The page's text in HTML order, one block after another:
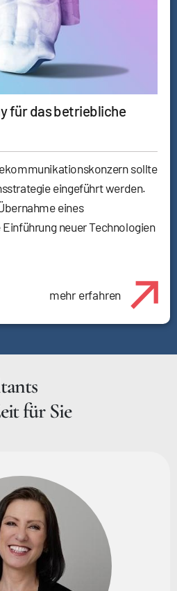
für das betriebliche
sollte
eingeführt werden.
eines
neuer Technologien
mehr erfahren
für Sie